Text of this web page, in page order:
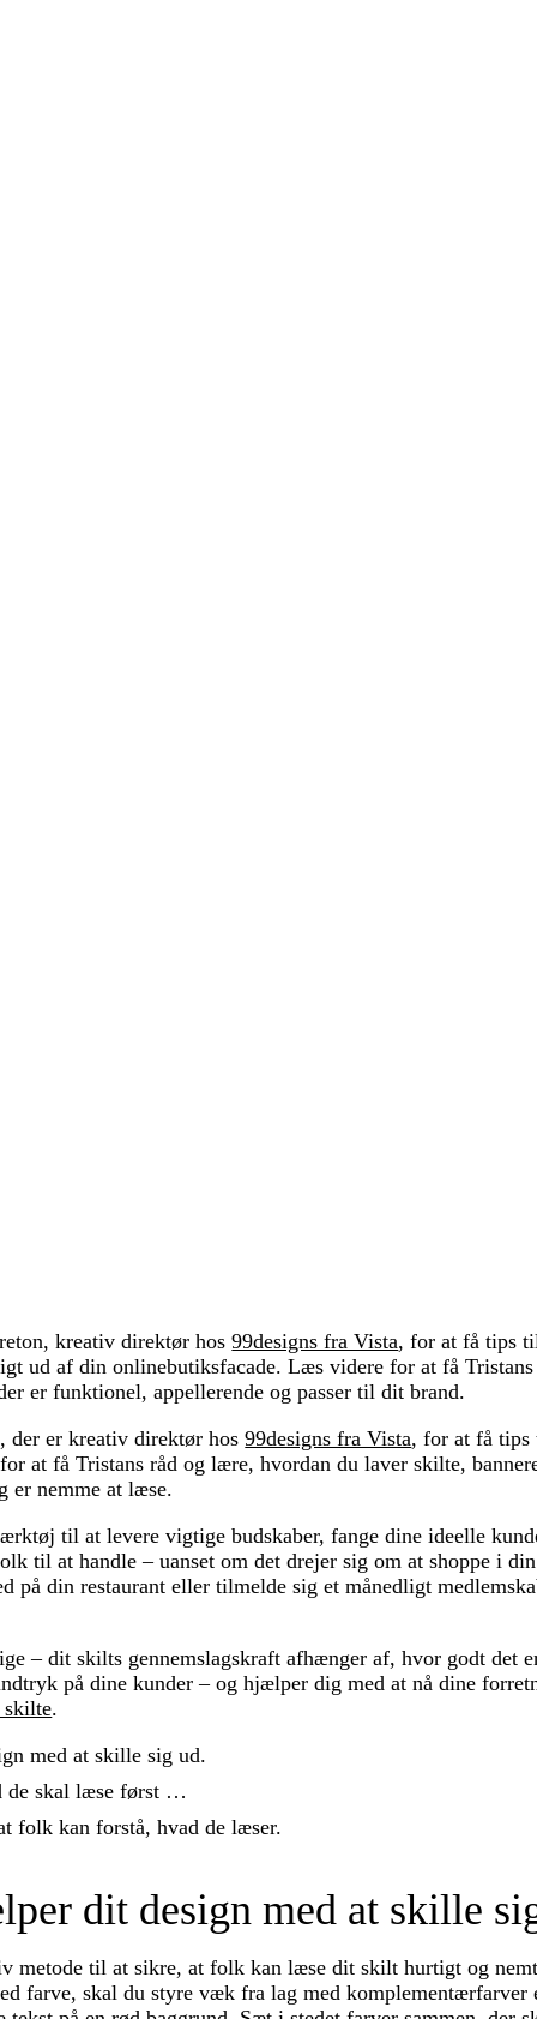
kreativ direktør hos99designs fra Vista, for at få tips
ud af din onlinebutiksfacade. Læs videre for at få
er funktionel, appellerende og passer til dit brand.
der er kreativ direktør hos99designs fra Vista, for at få
at få Tristans råd og lære, hvordan du laver skilte,
er nemme at læse.
til at levere vigtige budskaber, fange dine ideelle
til at handle – uanset om det drejer sig om at shoppe i
på din restaurant eller tilmelde sig et månedligt
– dit skilts gennemslagskraft afhænger af, hvor godt det
på dine kunder – og hjælper dig med at nå dine
skilte.
med at skille sig ud.
de skal læse først …
folk kan forstå, hvad de læser.
dit design med at skille
metode til at sikre, at folk kan læse dit skilt hurtigt og
farve, skal du styre væk fra lag med komplementærfarver